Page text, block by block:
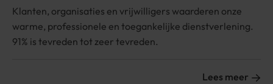
Klanten, organisaties en vrijwilligers waarderen onze
warme, professionele en toegankelijke dienstverlening.
91% is tevreden tot zeer tevreden.
Lees meer